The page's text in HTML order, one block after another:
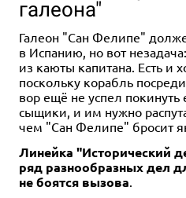
галеона"
Галеон "Сан Фелипе"
в Испанию, но вот
из каюты капитана. Есть и
поскольку корабль
вор ещё не успел покинуть
сыщики, и им нужно
чем "Сан Фелипе" бросит
Линейка "Исторический
ряд разнообразных дел
не боятся вызова.